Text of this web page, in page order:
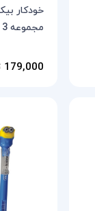
خودکار
مجموعه 3 عددی
179,000 تومان